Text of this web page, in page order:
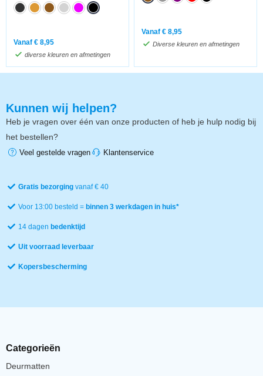
Vanaf € 8,95
diverse kleuren en afmetingen
Vanaf € 8,95
Diverse kleuren en afmetingen
Kunnen wij helpen?
Heb je vragen over één van onze producten of heb je hulp nodig bij
het bestellen?
Veel gestelde vragen Klantenservice
Gratis bezorgingvanaf € 40
Voor 13:00 besteld = binnen 3 werkdagen in huis*
14 dagen bedenktijd
Uit voorraad leverbaar
Kopersbescherming
Categorieën
Deurmatten